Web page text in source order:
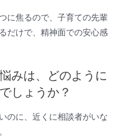
に焦るので、子育ての先輩
だけで、精神面での安心感
みは、どのように
しょうか？
のに、近くに相談者がいな